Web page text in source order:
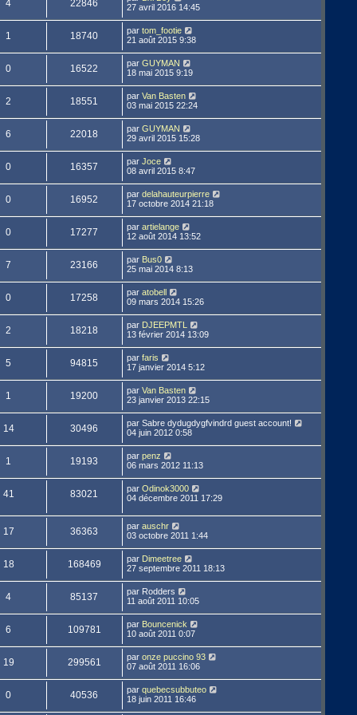
4 22846
27 avril 2016 14:45
1 18740 par tom_footie
21 août 2015 9:38
0 16522 par GUYMAN
18 mai 2015 9:19
2 18551 par Van Basten
03 mai 2015 22:24
6 22018 par GUYMAN
29 avril 2015 15:28
0 16357 par Joce
08 avril 2015 8:47
0 16952 par delahauteurpierre
17 octobre 2014 21:18
0 17277 par artielange
12 août 2014 13:52
7 23166 par Bus0
25 mai 2014 8:13
0 17258 par atobell
09 mars 2014 15:26
2 18218 par DJEEPMTL
13 février 2014 13:09
5 94815 par faris
17 janvier 2014 5:12
1 19200 par Van Basten
23 janvier 2013 22:15
14 30496 par Sabre dydugdygfvindrd guest account!
04 juin 2012 0:58
1 19193 par penz
06 mars 2012 11:13
41 83021 par Odinok3000
04 décembre 2011 17:29
17 36363 par auschr
03 octobre 2011 1:44
18 168469 par Dimeetree
27 septembre 2011 18:13
4 85137 par Rodders
11 août 2011 10:05
6 109781 par Bouncenick
10 août 2011 0:07
19 299561 par onze puccino 93
07 août 2011 16:06
0 40536 par quebecsubbuteo
18 juin 2011 16:46